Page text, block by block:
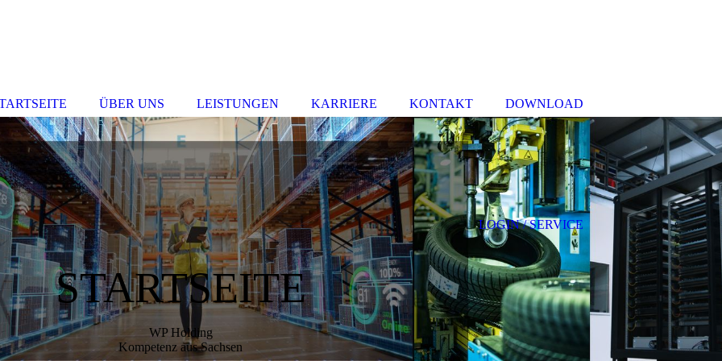
STARTSEITE
WP Holding
Kompetenz aus Sachsen
ÜBER UNS LEISTUNGEN KARRIERE KONTAKT DOWNLOAD
LOGIN / SERVICE